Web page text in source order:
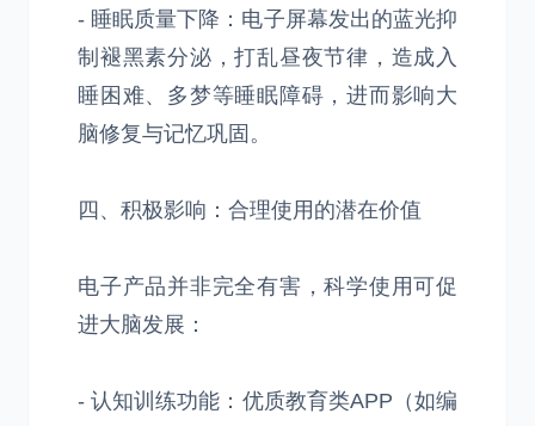
- 睡眠质量下降：电子屏幕发出的蓝光抑
制褪黑素分泌，打乱昼夜节律，造成入
睡困难、多梦等睡眠障碍，进而影响大
脑修复与记忆巩固。
四、积极影响：合理使用的潜在价值
电子产品并非完全有害，科学使用可促
进大脑发展：
- 认知训练功能：优质教育类APP（如编